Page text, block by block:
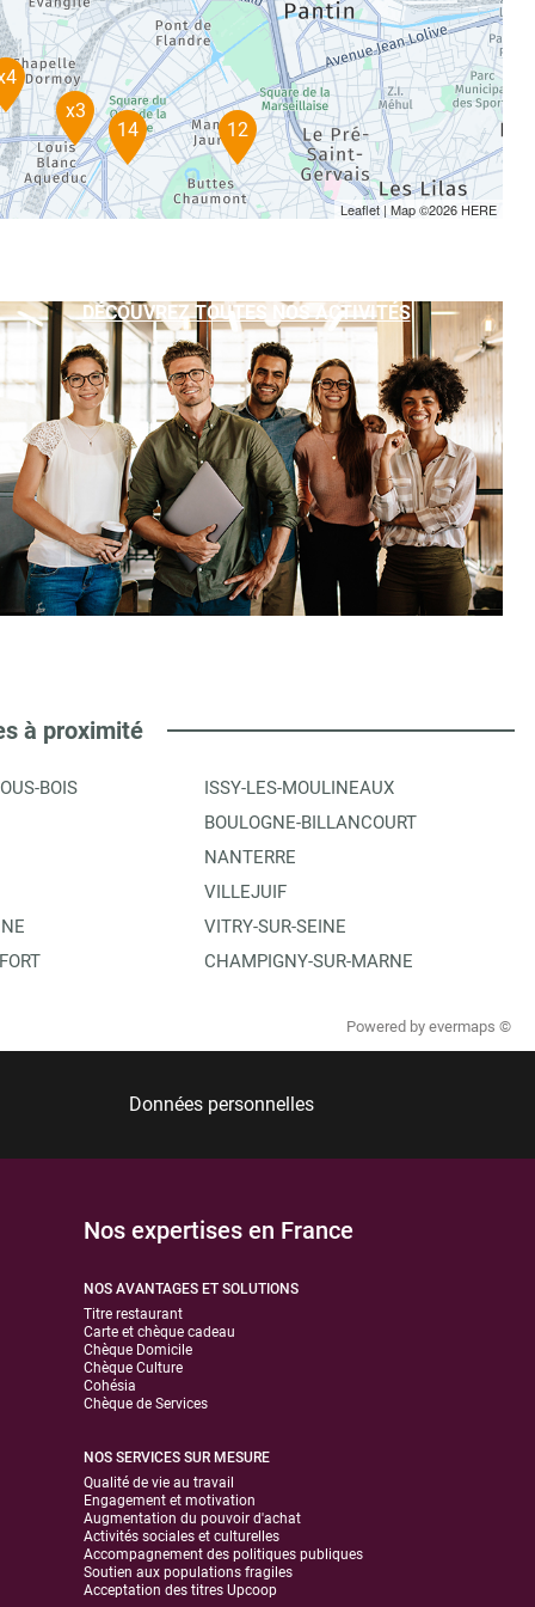
14 12
x3
Leaflet | Map ©2026 HERE
DÉCOUVREZ TOUTES NOS ACTIVITÉS
à proximité
BOIS
ISSY-LES-MOULINEAUX
BOULOGNE-BILLANCOURT
NANTERRE
VILLEJUIF
VITRY-SUR-SEINE
CHAMPIGNY-SUR-MARNE
Powered by evermaps ©
Données personnelles
Nos expertises en France
NOS AVANTAGES ET SOLUTIONS
Titre restaurant
Carte et chèque cadeau
Chèque Domicile
Chèque Culture
Cohésia
Chèque de Services
NOS SERVICES SUR MESURE
Qualité de vie au travail
Engagement et motivation
Augmentation du pouvoir d'achat
Activités sociales et culturelles
Accompagnement des politiques publiques
Soutien aux populations fragiles
Acceptation des titres Upcoop